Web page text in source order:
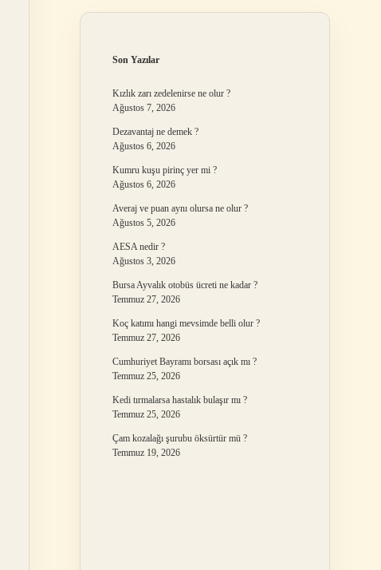
Son Yazılar
Kızlık zarı zedelenirse ne olur ?
Ağustos 7, 2026
Dezavantaj ne demek ?
Ağustos 6, 2026
Kumru kuşu pirinç yer mi ?
Ağustos 6, 2026
Averaj ve puan aynı olursa ne olur ?
Ağustos 5, 2026
AESA nedir ?
Ağustos 3, 2026
Bursa Ayvalık otobüs ücreti ne kadar ?
Temmuz 27, 2026
Koç katımı hangi mevsimde belli olur ?
Temmuz 27, 2026
Cumhuriyet Bayramı borsası açık mı ?
Temmuz 25, 2026
Kedi tırmalarsa hastalık bulaşır mı ?
Temmuz 25, 2026
Çam kozalağı şurubu öksürtür mü ?
Temmuz 19, 2026